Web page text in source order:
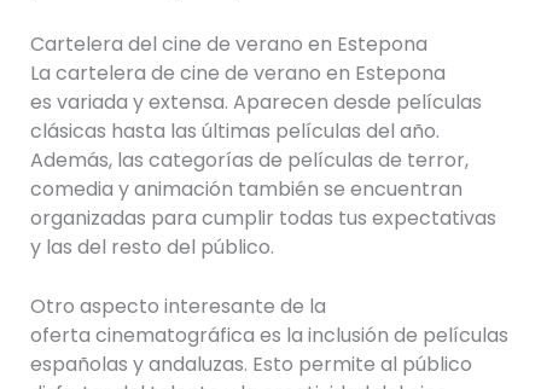
Cartelera del cine de verano en Estepona
La cartelera de cine de verano en Estepona
es variada y extensa. Aparecen desde películas
clásicas hasta las últimas películas del año.
Además, las categorías de películas de terror,
comedia y animación también se encuentran
organizadas para cumplir todas tus expectativas
y las del resto del público.
Otro aspecto interesante de la
oferta cinematográfica es la inclusión de películas
españolas y andaluzas. Esto permite al público